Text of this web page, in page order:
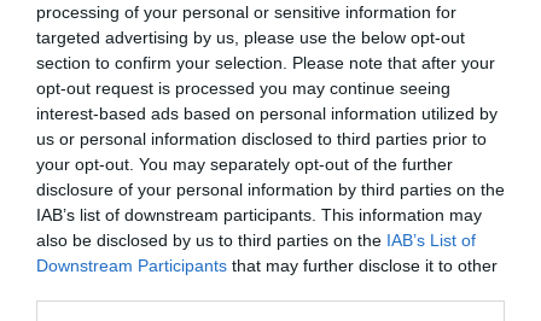
processing of your personal or sensitive information for
targeted advertising by us, please use the below opt-out
section to confirm your selection. Please note that after your
opt-out request is processed you may continue seeing
interest-based ads based on personal information utilized by
us or personal information disclosed to third parties prior to
your opt-out. You may separately opt-out of the further
disclosure of your personal information by third parties on the
IAB’s list of downstream participants. This information may
also be disclosed by us to third parties on the IAB’s List of
Downstream Participants that may further disclose it to other
ΔΙΑΤΡΟΦΗ
Αυτοί είναι οι ξηροί καρποί που διώχνουν το
άγχος
Έχουν υψηλή περιεκτικότητα σε τρυπτοφάνη, ένα αμινοξύ
που οδηγεί στην παραγωγή σεροτονίνης στον εγκέφαλο, της
ορμόνης που προάγει την ευδιαθεσία